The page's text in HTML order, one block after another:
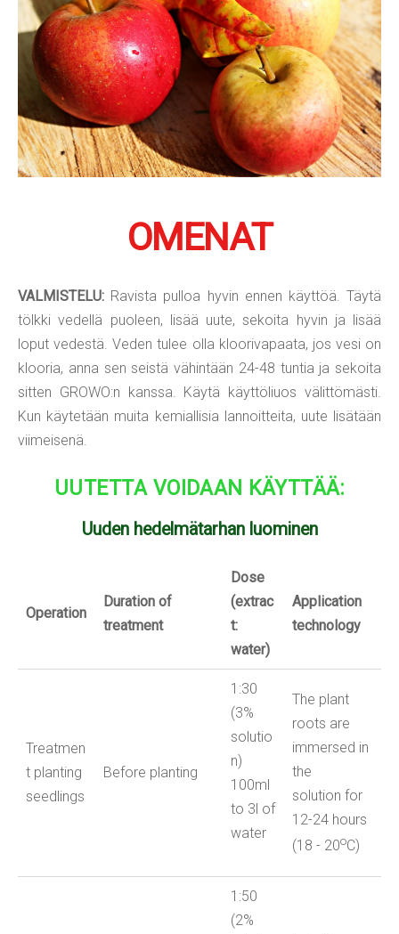
OMENAT
VALMISTELU: Ravista pulloa hyvin ennen käyttöä. Täytä
tölkki vedellä puoleen, lisää uute, sekoita hyvin ja lisää
loput vedestä. Veden tulee olla kloorivapaata, jos vesi on
klooria, anna sen seistä vähintään 24-48 tuntia ja sekoita
sitten GROWO:n kanssa. Käytä käyttöliuos välittömästi.
Kun käytetään muita kemiallisia lannoitteita, uute lisätään
viimeisenä.
UUTETTA VOIDAAN KÄYTTÄÄ:
Uuden hedelmätarhan luominen
Operation
Duration of
treatment
Dose
(extrac
t:
water)
Application
technology
Treatmen
t planting
seedlings
Before planting
1:30
(3%
solutio
n)
100ml
to 3l of
water
The plant
roots are
immersed in
the
solution for
12-24 hours
(18 - 20oС)
1:50
(2%